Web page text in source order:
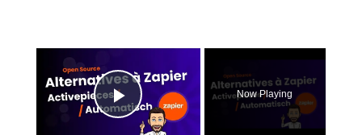
×
Play Video
Now Playing